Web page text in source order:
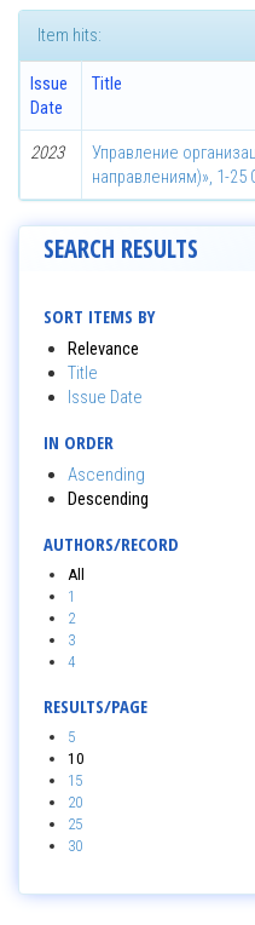
Item hits:
Issue
Date
Title
2023
Управление
направлениям)», 1-25
SEARCH RESULTS
SORT ITEMS BY
Relevance
Title
Issue Date
IN ORDER
Ascending
Descending
AUTHORS/RECORD
All
1
2
3
4
RESULTS/PAGE
5
10
15
20
25
30